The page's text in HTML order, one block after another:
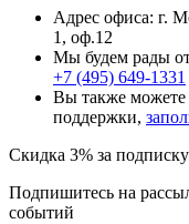
Адрес офиса: г.
1, оф.12
Мы будем рады
+7 (495) 649-1331
Вы также можете
поддержки,
Скидка 3% за подписку
Подпишитесь на
событий